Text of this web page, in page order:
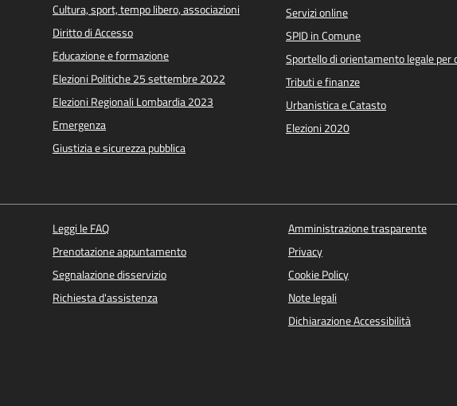
Cultura, sport, tempo libero, associazioni
Diritto di Accesso
Educazione e formazione
Elezioni Politiche 25 settembre 2022
Elezioni Regionali Lombardia 2023
Emergenza
Giustizia e sicurezza pubblica
Servizi online
SPID in Comune
Sportello di orientamento legale per
Tributi e finanze
Urbanistica e Catasto
Elezioni 2020
Leggi le FAQ
Prenotazione appuntamento
Segnalazione disservizio
Richiesta d'assistenza
Amministrazione trasparente
Privacy
Cookie Policy
Note legali
Dichiarazione Accessibilità